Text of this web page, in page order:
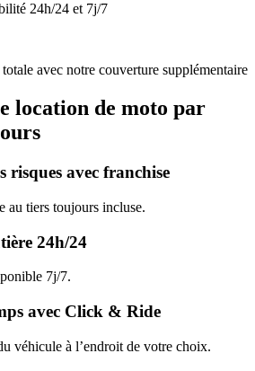
24h/24 et 7j/7
totale avec notre couverture supplémentaire
location de moto par
risques avec franchise
au tiers toujours incluse.
24h/24
7j/7.
avec Click & Ride
véhicule à l’endroit de votre choix.